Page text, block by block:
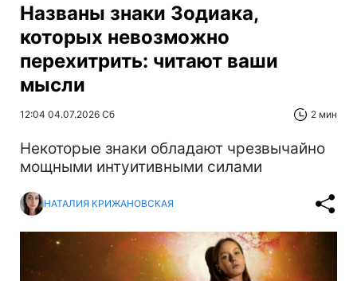
Названы знаки Зодиака,
которых невозможно
перехитрить: читают ваши
мысли
12:04 04.07.2026 Сб 2 мин
Некоторые знаки обладают чрезвычайно
мощными интуитивными силами
НАТАЛИЯ КРИЖАНОВСКАЯ